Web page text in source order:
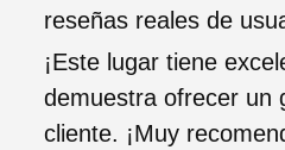
reseñas reales de
¡Este lugar tiene
demuestra ofrecer un
cliente. ¡Muy